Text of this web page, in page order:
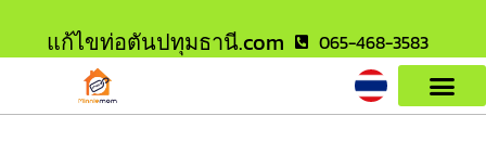
แก้ไขท่อตันปทุมธานี.com 065-468-3583